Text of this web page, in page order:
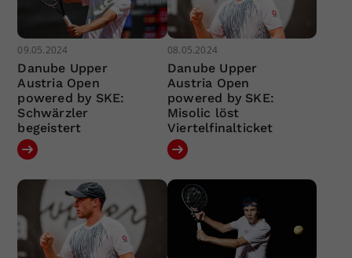
09.05.2024
Danube Upper
Austria Open
powered by SKE:
Schwärzler
begeistert
08.05.2024
Danube Upper
Austria Open
powered by SKE:
Misolic löst
Viertelfinalticket